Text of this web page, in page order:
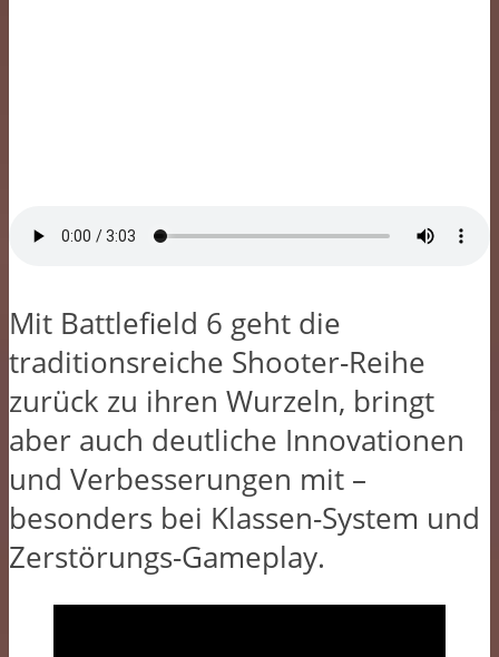
Mit Battlefield 6 geht die
traditionsreiche Shooter-Reihe
zurück zu ihren Wurzeln, bringt
aber auch deutliche Innovationen
und Verbesserungen mit –
besonders bei Klassen-System und
Zerstörungs-Gameplay.